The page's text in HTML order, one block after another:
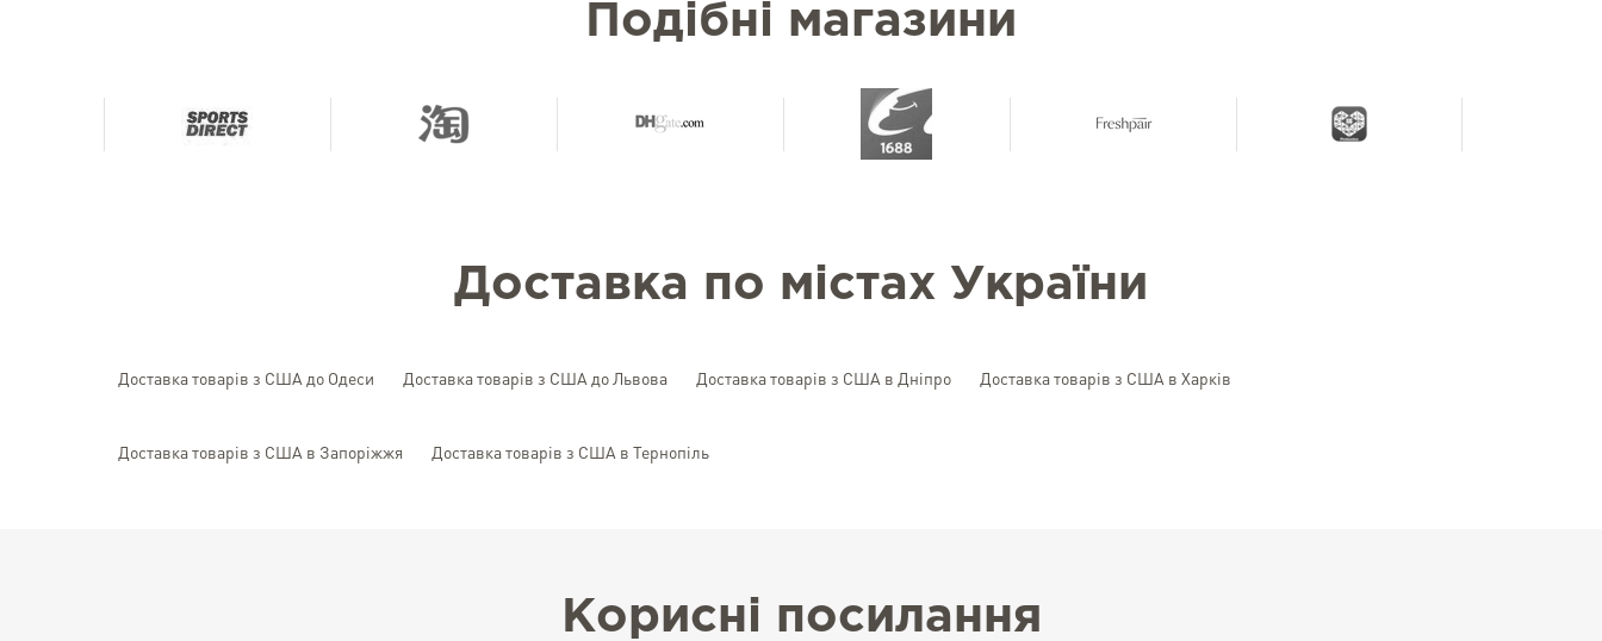
Подібні магазини
Доставка по містах України
Доставка товарів з США до Одеси Доставка товарів з США до Львова Доставка товарів з США в Дніпро Доставка товарів з США в Харків
Доставка товарів з США в Запоріжжя Доставка товарів з США в Тернопіль
Корисні посилання